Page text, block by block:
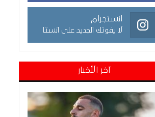
انستجرام
لا يفوتك الجديد على انستا
آخر الأخبار